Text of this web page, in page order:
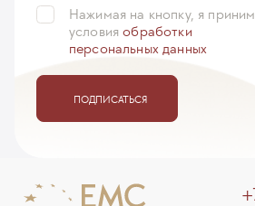
Нажимая на кнопку, я
условияобработки
персональных данных
ПОДПИСАТЬСЯ